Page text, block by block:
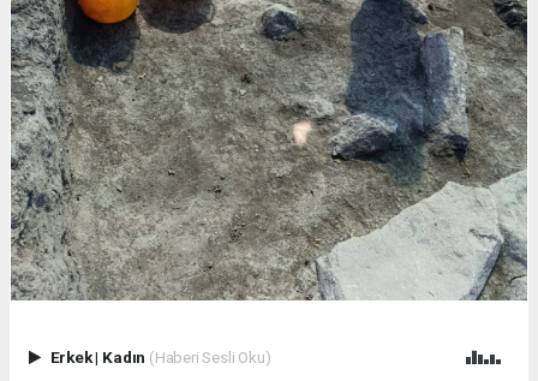
Erkek| Kadın (Haberi Sesli Oku)